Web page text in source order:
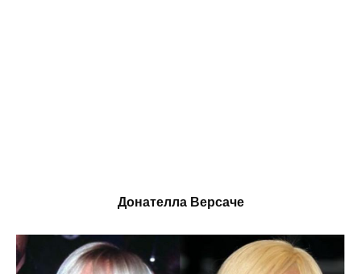
Донателла Версаче